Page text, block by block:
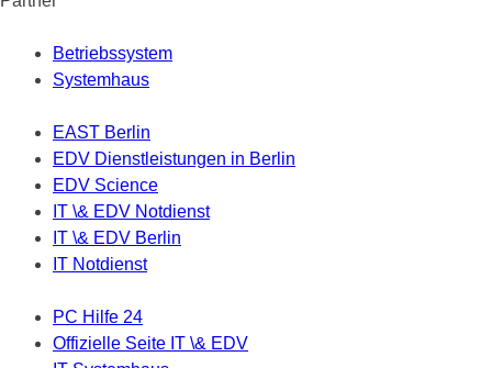
Betriebssystem
Systemhaus
EAST Berlin
EDV Dienstleistungen in Berlin
EDV Science
IT \& EDV Notdienst
IT \& EDV Berlin
IT Notdienst
PC Hilfe 24
Offizielle Seite IT \& EDV